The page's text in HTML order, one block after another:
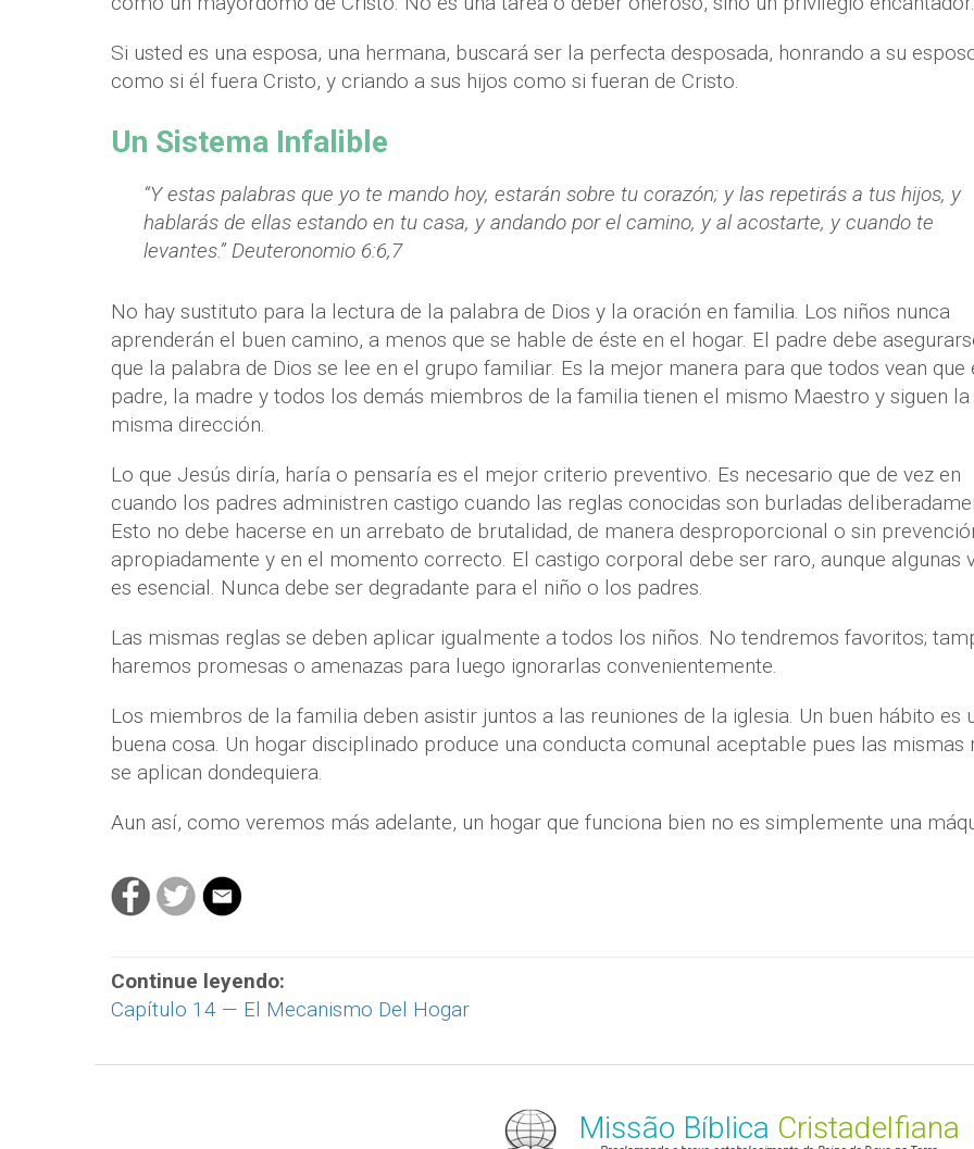
Si usted es una esposa, una hermana, buscará ser la perfecta desposada, honrando a su
como si él fuera Cristo, y criando a sus hijos como si fueran de Cristo.
Un Sistema Infalible
“Y estas palabras que yo te mando hoy, estarán sobre tu corazón; y las repetirás a tus hijos, y
hablarás de ellas estando en tu casa, y andando por el camino, y al acostarte, y cuando te
levantes.” Deuteronomio 6:6,7
No hay sustituto para la lectura de la palabra de Dios y la oración en familia. Los niños nunca
aprenderán el buen camino, a menos que se hable de éste en el hogar. El padre debe
que la palabra de Dios se lee en el grupo familiar. Es la mejor manera para que todos vean que
padre, la madre y todos los demás miembros de la familia tienen el mismo Maestro y siguen la
misma dirección.
Lo que Jesús diría, haría o pensaría es el mejor criterio preventivo. Es necesario que de vez en
cuando los padres administren castigo cuando las reglas conocidas son burladas
Esto no debe hacerse en un arrebato de brutalidad, de manera desproporcional o sin
apropiadamente y en el momento correcto. El castigo corporal debe ser raro, aunque algunas
es esencial. Nunca debe ser degradante para el niño o los padres.
Las mismas reglas se deben aplicar igualmente a todos los niños. No tendremos favoritos;
haremos promesas o amenazas para luego ignorarlas convenientemente.
Los miembros de la familia deben asistir juntos a las reuniones de la iglesia. Un buen hábito es
buena cosa. Un hogar disciplinado produce una conducta comunal aceptable pues las mismas
se aplican dondequiera.
Aun así, como veremos más adelante, un hogar que funciona bien no es simplemente una
Continue leyendo:
Capítulo 14 — El Mecanismo Del Hogar
Missão Bíblica Cristadelfiana